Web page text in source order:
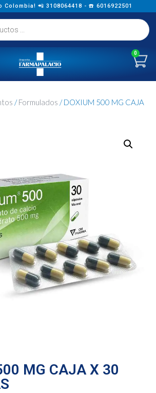
Colombia! 📲 3108064418 - ☎️ 6016922501
0
/Formulados / DOXIUM 500 MG CAJA
MG CAJA X 30